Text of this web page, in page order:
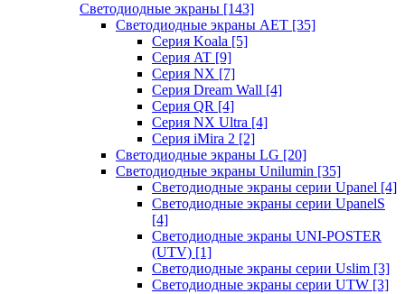
Светодиодные экраны [143]
Светодиодные экраны AET [35]
Cерия Koala [5]
Серия AT [9]
Серия NX [7]
Серия Dream Wall [4]
Серия QR [4]
Серия NX Ultra [4]
Серия iMira 2 [2]
Светодиодные экраны LG [20]
Светодиодные экраны Unilumin [35]
Светодиодные экраны серии Upanel [4]
Светодиодные экраны серии UpanelS
[4]
Светодиодные экраны UNI-POSTER
(UTV) [1]
Светодиодные экраны серии Uslim [3]
Светодиодные экраны серии UTW [3]